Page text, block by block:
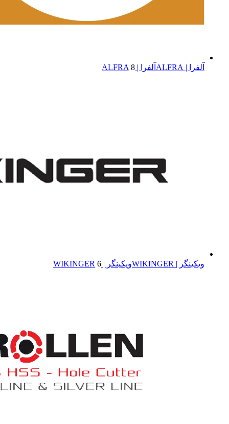
آلفرا | ALFRA آلفرا | ALFRA 8
ویکینگر | WIKINGER ویکینگر | WIKINGER 6